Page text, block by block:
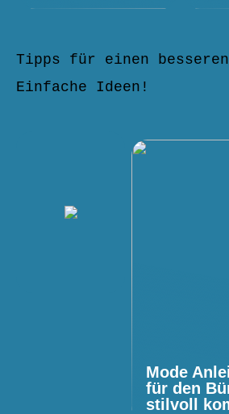
Tipps für einen
Einfache Ideen!
Mode
für den
stilvoll